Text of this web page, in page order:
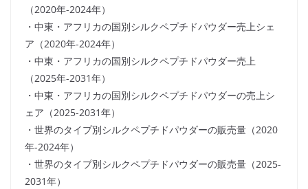
（2020年-2024年）
・中東・アフリカの国別シルクペプチドパウダー売上シェ
ア（2020年-2024年）
・中東・アフリカの国別シルクペプチドパウダー売上
（2025年-2031年）
・中東・アフリカの国別シルクペプチドパウダーの売上シ
ェア（2025-2031年）
・世界のタイプ別シルクペプチドパウダーの販売量（2020
年-2024年）
・世界のタイプ別シルクペプチドパウダーの販売量（2025-
2031年）